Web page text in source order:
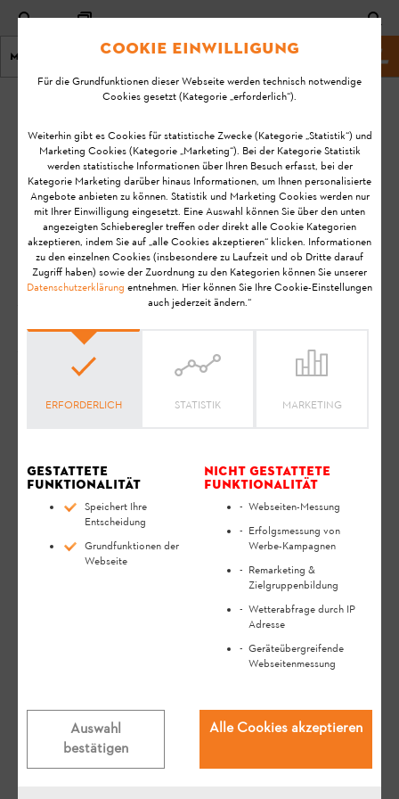
Menu STIHL Webseite
ADVANCE ProCOM
Häufige Fragen zum
ADVANCE ProCOM dem
smarten Gehörschutz
Sie haben Fragen zu ihrem ADVANCE ProCOM ? Wir
haben Ihnen die Antworten auf die häufigsten Fragen
zu unserer Smart Products Technologie
zusammengestellt.
Wie kann ich mein Smartphone mit
dem STIHL ADVANCE ProCOM
Cookie Einwilligung
Für die Grundfunktionen dieser Webseite werden technisch notwendige
Cookies gesetzt (Kategorie „erforderlich“).
Weiterhin gibt es Cookies für statistische Zwecke (Kategorie „Statistik“) und
Marketing Cookies (Kategorie „Marketing“). Bei der Kategorie Statistik
werden statistische Informationen über Ihren Besuch erfasst, bei der
Kategorie Marketing darüber hinaus Informationen, um Ihnen personalisierte
Angebote anbieten zu können. Statistik und Marketing Cookies werden nur
mit Ihrer Einwilligung eingesetzt. Eine Auswahl können Sie über den unten
angezeigten Schieberegler treffen oder direkt alle Cookie Kategorien
akzeptieren, indem Sie auf „alle Cookies akzeptieren“ klicken. Informationen
zu den einzelnen Cookies (insbesondere zu Laufzeit und ob Dritte darauf
Zugriff haben) sowie der Zuordnung zu den Kategorien können Sie unserer
Datenschutzerklärung entnehmen. Hier können Sie Ihre Cookie-Einstellungen
auch jederzeit ändern.“
ERFORDERLICH STATISTIK MARKETING
Gestattete
Funktionalität
Speichert Ihre
Entscheidung
Grundfunktionen der
Webseite
Nicht gestattete
Funktionalität
Webseiten-Messung
Erfolgsmessung von
Werbe-Kampagnen
Remarketing &
Zielgruppenbildung
Wetterabfrage durch IP
Adresse
Geräteübergreifende
Webseitenmessung
Auswahl
bestätigen
Alle Cookies akzeptieren